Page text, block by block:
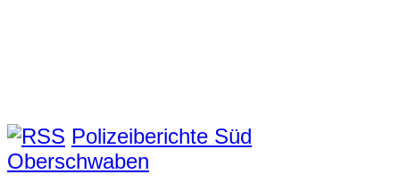
Polizeiberichte Süd
Oberschwaben